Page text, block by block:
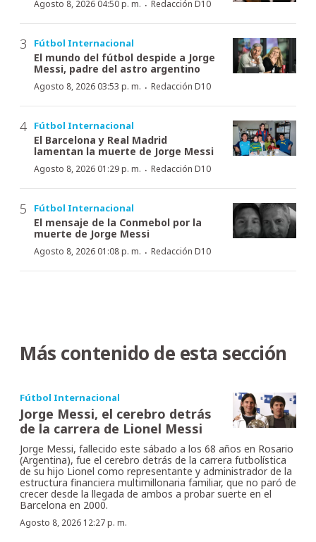
Agosto 8, 2026 04:50 p. m. · Redacción D10
Fútbol Internacional
El mundo del fútbol despide a Jorge
Messi, padre del astro argentino
Agosto 8, 2026 03:53 p. m. · Redacción D10
Fútbol Internacional
El Barcelona y Real Madrid
lamentan la muerte de Jorge Messi
Agosto 8, 2026 01:29 p. m. · Redacción D10
Fútbol Internacional
El mensaje de la Conmebol por la
muerte de Jorge Messi
Agosto 8, 2026 01:08 p. m. · Redacción D10
Más contenido de esta sección
Fútbol Internacional
Jorge Messi, el cerebro detrás
de la carrera de Lionel Messi
Jorge Messi, fallecido este sábado a los 68 años en Rosario
(Argentina), fue el cerebro detrás de la carrera futbolística
de su hijo Lionel como representante y administrador de la
estructura financiera multimillonaria familiar, que no paró de
crecer desde la llegada de ambos a probar suerte en el
Barcelona en 2000.
Agosto 8, 2026 12:27 p. m.